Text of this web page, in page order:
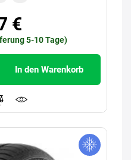
€
5-10 Tage)
In den Warenkorb